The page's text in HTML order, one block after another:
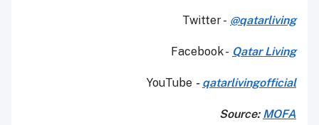
Twitter - @qatarliving
Facebook - Qatar Living
YouTube - qatarlivingofficial
Source: MOFA